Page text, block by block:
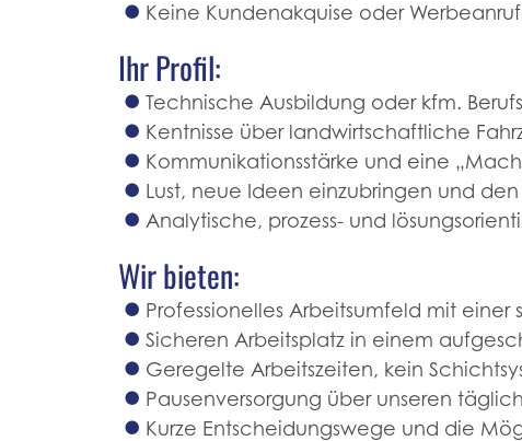
Keine Kundenakquise oder
Ihr Profil:
Technische Ausbildung oder kfm.
Kentnisse über landwirtschaftliche
Kommunikationsstärke und eine
Lust, neue Ideen einzubringen und
Analytische, prozess- und
Wir bieten:
Professionelles Arbeitsumfeld mit
Sicheren Arbeitsplatz in einem
Geregelte Arbeitszeiten, kein
Pausenversorgung über unseren
Kurze Entscheidungswege und die